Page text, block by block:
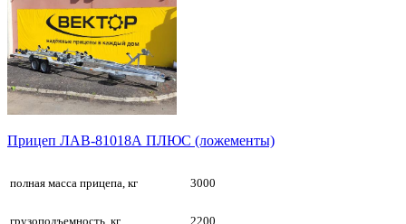
Прицеп ЛАВ-81018А ПЛЮС (ложементы)
полная масса прицепа, кг 3000
грузоподъемность, кг 2200